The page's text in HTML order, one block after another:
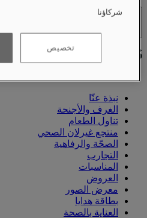
فتح القائمة
نبذة عنّا
الغرف والأجنحة
تناول الطعام
منتجع غيرلان الصحي
الصحّة والرفاهية
التجارب
المناسبات
العروض
معرض الصور
بطاقة هدايا
العناية بالصحة
شركاؤنا
تخصيص